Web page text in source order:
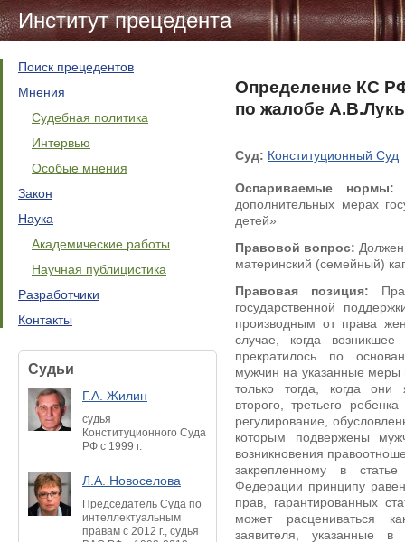
Институт прецедента
Поиск прецедентов
Мнения
Судебная политика
Интервью
Особые мнения
Закон
Наука
Академические работы
Научная публицистика
Разработчики
Контакты
Судьи
Г.А. Жилин
судья
Конституционного Суда
РФ с 1999 г.
Л.А. Новоселова
Председатель Суда по
интеллектуальным
правам с 2012 г., судья
Определение КС
по жалобе
Суд: Конституционный Суд
Оспариваемые нормы:
дополнительных мерах
детей»
Правовой вопрос:
материнский (семейный)
Правовая позиция:
государственной
производным от права
случае, когда
прекратилось по
мужчин на указанные
только тогда, когда они
второго, третьего
регулирование,
которым подвержены
возникновения
закрепленному в
Федерации принципу
прав, гарантированных
может расцениваться
заявителя, указанные